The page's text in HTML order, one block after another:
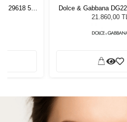
29618 57
Dolce & Gabbana
Unisex Güneş
21.860,00 TL